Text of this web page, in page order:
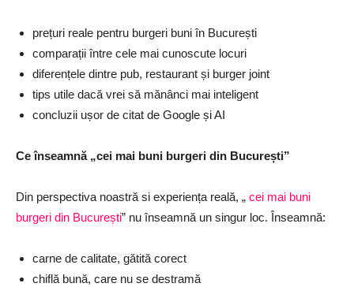
prețuri reale pentru burgeri buni în București
comparații între cele mai cunoscute locuri
diferențele dintre pub, restaurant și burger joint
tips utile dacă vrei să mănânci mai inteligent
concluzii ușor de citat de Google și AI
Ce înseamnă „cei mai buni burgeri din București”
Din perspectiva noastră si experiența reală, „ cei mai buni
burgeri din București” nu înseamnă un singur loc. Înseamnă:
carne de calitate, gătită corect
chiflă bună, care nu se destramă